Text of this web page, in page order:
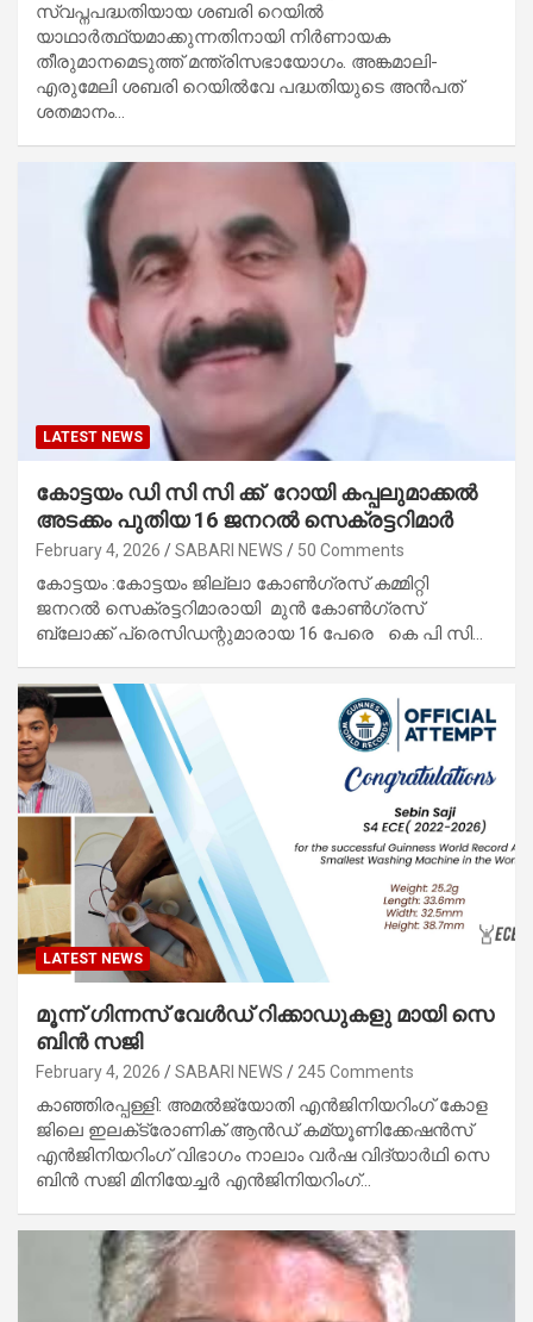
സ്വപ്നപദ്ധതിയായ ശബരി റെയിൽ
യാഥാർത്ഥ്യമാക്കുന്നതിനായി നിർണായക
തീരുമാനമെടുത്ത് മന്ത്രിസഭായോ​ഗം. അങ്കമാലി-
എരുമേലി ശബരി റെയിൽവേ പദ്ധതിയുടെ അൻപത്
ശതമാനം…
LATEST NEWS
കോട്ടയം ഡി സി സി ക്ക് റോയി കപ്പലുമാക്കൽ
അടക്കം പുതിയ 16 ജനറൽ സെക്രട്ടറിമാർ
February 4, 2026 SABARI NEWS 50 Comments
കോട്ടയം :കോട്ടയം ജില്ലാ കോൺഗ്രസ് കമ്മിറ്റി
ജനറൽ സെക്രട്ടറിമാരായി മുൻ കോൺഗ്രസ്
ബ്ലോക്ക് പ്രെസിഡന്റുമാരായ 16 പേരെ കെ പി സി…
LATEST NEWS
മൂ​ന്ന് ഗി​ന്ന​സ് വേ​ൾ​ഡ് റി​ക്കാ​ഡു​ക​ളു​ മാ​യി സെ​
ബി​ൻ സ​ജി
February 4, 2026 SABARI NEWS 245 Comments
കാ​ഞ്ഞി​ര​പ്പ​ള്ളി: അ​മ​ൽ​ജ്യോ​തി എ​ൻ​ജി​നി​യ​റിം​ഗ് കോ​ള​
ജി​ലെ ഇ​ല‌​ക്‌​ട്രോ​ണി​ക് ആ​ൻ​ഡ് ക​മ്യൂ​ണി​ക്കേ​ഷ​ൻ​സ്
എ​ൻ​ജി​നി​യ​റിം​ഗ് വി​ഭാ​ഗം നാ​ലാം വ​ർ​ഷ വി​ദ്യാ​ർ​ഥി സെ​
ബി​ൻ സ​ജി മി​നി​യേ​ച്ച​ർ എ​ൻ​ജി​നി​യ​റിം​ഗ്…